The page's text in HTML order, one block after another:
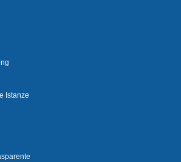
Istanze